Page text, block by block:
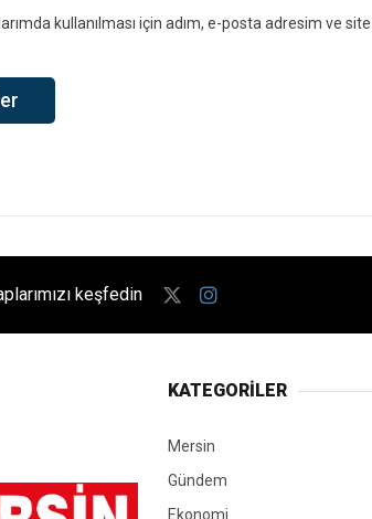
kullanılması için adım, e-posta adresim ve
keşfedin
KATEGORİLER
Mersin
Gündem
Ekonomi